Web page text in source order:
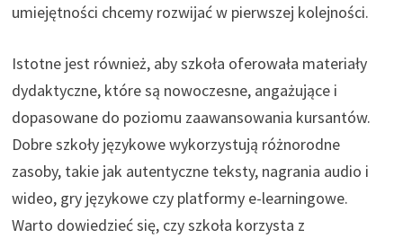
umiejętności chcemy rozwijać w pierwszej kolejności.
Istotne jest również, aby szkoła oferowała materiały
dydaktyczne, które są nowoczesne, angażujące i
dopasowane do poziomu zaawansowania kursantów.
Dobre szkoły językowe wykorzystują różnorodne
zasoby, takie jak autentyczne teksty, nagrania audio i
wideo, gry językowe czy platformy e-learningowe.
Warto dowiedzieć się, czy szkoła korzysta z